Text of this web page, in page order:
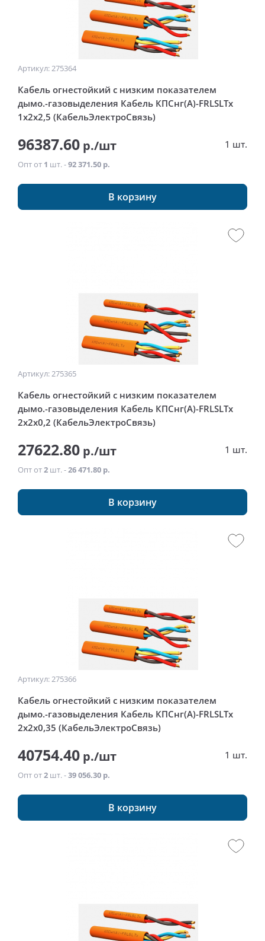
Артикул: 275364
Кабель огнестойкий с низким показателем
дымо.-газовыделения Кабель КПСнг(А)-FRLSLTx
1x2x2,5 (КабельЭлектроСвязь)
96387.60 р./шт 1 шт.
Опт от 1 шт. -92 371.50 р.
В корзину
Артикул: 275365
Кабель огнестойкий с низким показателем
дымо.-газовыделения Кабель КПСнг(А)-FRLSLTx
2x2x0,2 (КабельЭлектроСвязь)
27622.80 р./шт 1 шт.
Опт от2 шт. -26 471.80 р.
В корзину
Артикул: 275366
Кабель огнестойкий с низким показателем
дымо.-газовыделения Кабель КПСнг(А)-FRLSLTx
2x2x0,35 (КабельЭлектроСвязь)
40754.40 р./шт 1 шт.
Опт от2 шт. -39 056.30 р.
В корзину